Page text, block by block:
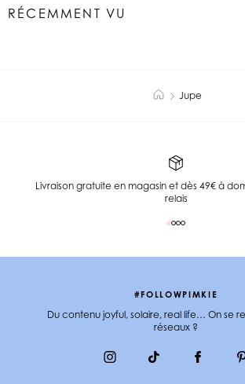
RÉCEMMENT VU
Jupe
Livraison gratuite en magasin et dès 49€ à
relais
#FOLLOWPIMKIE
Du contenu joyful, solaire, real life… On se
réseaux ?